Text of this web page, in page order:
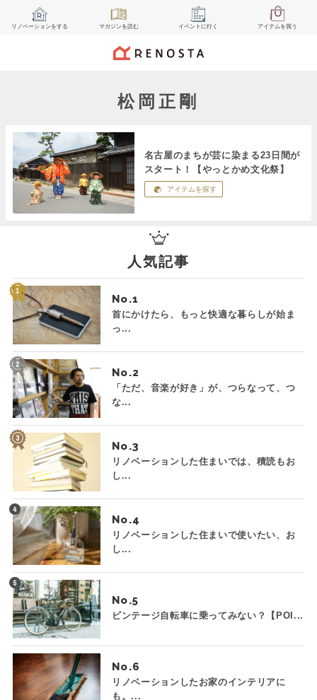
リノベーションをする マガジンを読む イベント に行く アイテムを買う
松岡正剛
名古屋のまちが芸に染まる23日間が
スタート！【やっとかめ文化祭】
アイテムを探す
人気記事
No.
首にかけたら、もっと快適な暮らしが始ま
っ...
No.
「ただ、音楽が好き」が、つらなって、つ
な...
No.
リノベーションした住まいでは、積読もお
し...
No.
リノベーションした住まいで使いたい、お
し...
No.
ビンテージ自転車に乗ってみない？【POI...
No.
リノベーションしたお家のインテリアに
も。...